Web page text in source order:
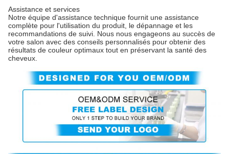
Assistance et services
Notre équipe d'assistance technique fournit une assistance
complète pour l'utilisation du produit, le dépannage et les
recommandations de suivi. Nous nous engageons au succès de
votre salon avec des conseils personnalisés pour obtenir des
résultats de couleur optimaux tout en préservant la santé des
cheveux.